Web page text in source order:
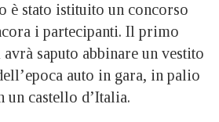
è stato istituito un concorso
i partecipanti. Il primo
saputo abbinare un vestito
auto in gara, in palio
un castello d’Italia.